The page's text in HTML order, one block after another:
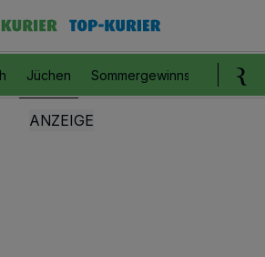
Jüchen Sommergewinnspiel